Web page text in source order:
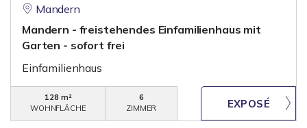
Mandern
Mandern - freistehendes Einfamilienhaus mit
Garten - sofort frei
Einfamilienhaus
128 m²
WOHNFLÄCHE
6
ZIMMER